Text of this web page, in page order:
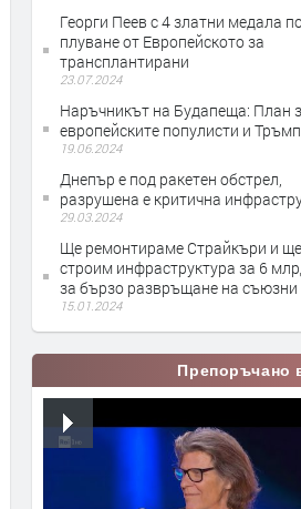
Георги Пеев с 4 златни медала
плуване от Европейското за
трансплантирани
23.07.2024
Наръчникът на Будапеща: План
европейските популисти и Тръмп
19.06.2024
Днепър е под ракетен обстрел,
разрушена е критична
29.03.2024
Ще ремонтираме Страйкъри и ще
строим инфраструктура за 6
за бързо развръщане на съюзни
15.01.2024
Препоръчано